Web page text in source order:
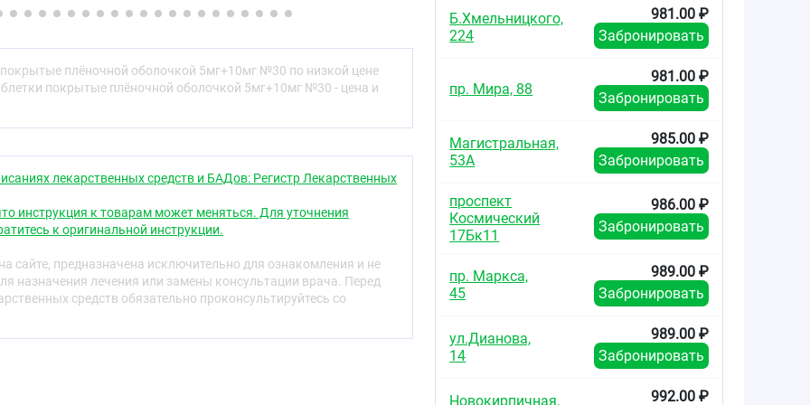
4,523904 мг, макрогол 6000 0,288864 мг,
титана диоксид 0,749619 мг, краситель железа оксид
железа оксид красный 0,030573 мг.
фумарат 10 мг (что соответствует 8,49 мг
аргинин 5 мг (что соответствует 3,39 мг
вещества:целлюлоза микрокристаллическая 60
мг, крахмал прежелатинизированный 35,673 мг,
мг, магния стеарат 1,35 мг.
плёночной оболочкой 5мг+10мг №30 по низкой цене
покрытые плёночной оболочкой 5мг+10мг №30 - цена и
лекарственных средств и БАДов: Регистр Лекарственных
инструкция к товарам может меняться. Для уточнения
к оригинальной инструкции.
сайте, предназначена исключительно для ознакомления и не
назначения лечения или замены консультации врача. Перед
средств обязательно проконсультируйтесь со
Б.Хмельницкого,
224
981.00 ₽
Забронировать
пр. Мира, 88
981.00 ₽
Забронировать
Магистральная,
53А
985.00 ₽
Забронировать
проспект
Космический
17Бк11
986.00 ₽
Забронировать
пр. Маркса,
45
989.00 ₽
Забронировать
ул.Дианова,
14
989.00 ₽
Забронировать
Новокирпичная,
992.00 ₽